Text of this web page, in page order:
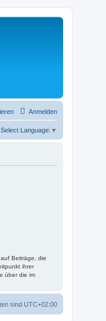
Anmelden
Select Language ▼
Beiträge, die
ihrer
über die im
sind UTC+02:00